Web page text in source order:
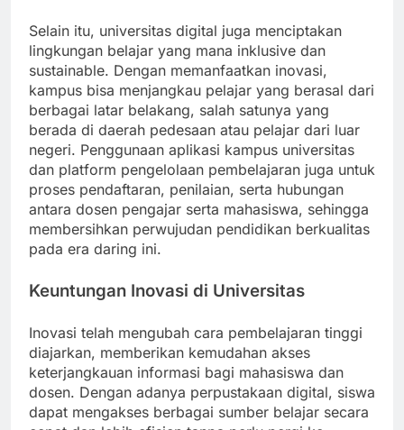
Selain itu, universitas digital juga menciptakan
lingkungan belajar yang mana inklusive dan
sustainable. Dengan memanfaatkan inovasi,
kampus bisa menjangkau pelajar yang berasal dari
berbagai latar belakang, salah satunya yang
berada di daerah pedesaan atau pelajar dari luar
negeri. Penggunaan aplikasi kampus universitas
dan platform pengelolaan pembelajaran juga untuk
proses pendaftaran, penilaian, serta hubungan
antara dosen pengajar serta mahasiswa, sehingga
membersihkan perwujudan pendidikan berkualitas
pada era daring ini.
Keuntungan Inovasi di Universitas
Inovasi telah mengubah cara pembelajaran tinggi
diajarkan, memberikan kemudahan akses
keterjangkauan informasi bagi mahasiswa dan
dosen. Dengan adanya perpustakaan digital, siswa
dapat mengakses berbagai sumber belajar secara